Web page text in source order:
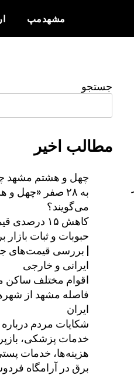
مشهدمپ
جستجو
مطالب اخیر
چهل و هشتم مشهد
به ۲۸ صفر «چهل
می‌گویند؟
کاهش ۱۵
حبوبات و ثبات بازار
| بررسی قیمت‌های
ایرانی و خارجی
اقوام مختلف ساکن
فاصله مشهد از
ایران
شکایات مردم
خدمات پزشکی،
هزینه‌ها، خدمات
برق در آرامگاه